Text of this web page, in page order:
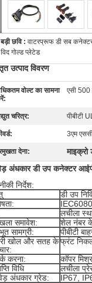
बड़ी छवि : वाटरप्रूफ डी सब
विद गोल्ड प्लेटेड
उत्पाद विवरण
वोल्ट का सामना
एसी 500
चरित्र: पीबीटी
3एम
देना:
अंधकार डी उप कनेक्टर
निर्देश:
डी उप
लचीला
समावेश:
शेल नंबर के
सामग्री:
पीबीटी
खोल और सतह केफ्रंट
करना:
कॉपर
विधि
लचीला
अंधकार ग्रेड:
IP67,